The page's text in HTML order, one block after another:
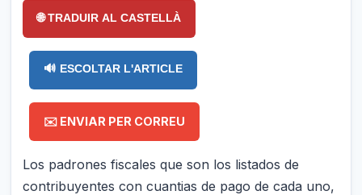
🌐 TRADUIR AL CASTELLÀ
🔊 ESCOLTAR L'ARTICLE
✉️ ENVIAR PER CORREU
Los padrones fiscales que son los listados de
contribuyentes con cuantias de pago de cada uno,